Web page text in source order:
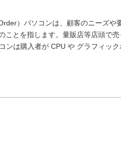
）パソコンは、顧客のニーズや
ことを指します。量販店等店頭で
ンは購入者が CPU や グラフィック